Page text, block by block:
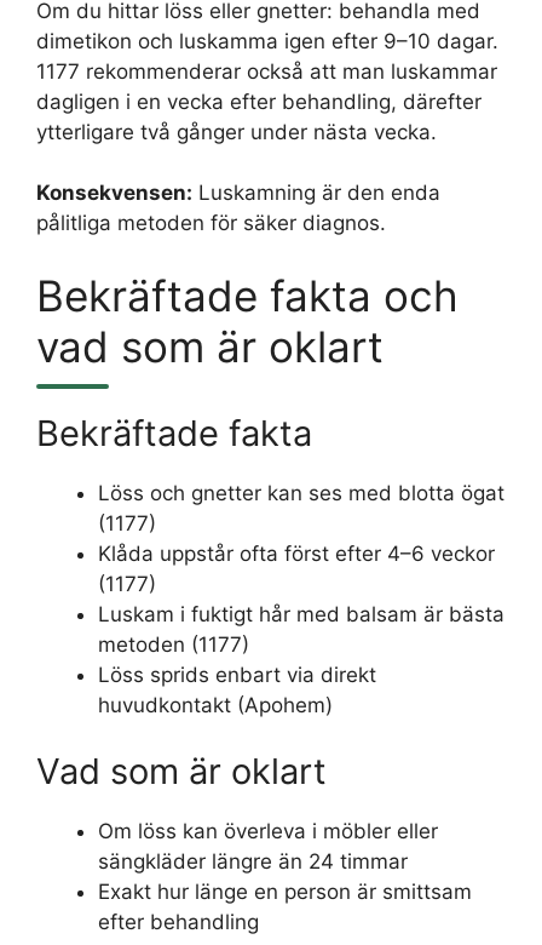
Om du hittar löss eller gnetter: behandla med
dimetikon och luskamma igen efter 9–10 dagar.
1177 rekommenderar också att man luskammar
dagligen i en vecka efter behandling, därefter
ytterligare två gånger under nästa vecka.
Konsekvensen: Luskamning är den enda
pålitliga metoden för säker diagnos.
Bekräftade fakta och
vad som är oklart
Bekräftade fakta
Löss och gnetter kan ses med blotta ögat
(1177)
Klåda uppstår ofta först efter 4–6 veckor
(1177)
Luskam i fuktigt hår med balsam är bästa
metoden (1177)
Löss sprids enbart via direkt
huvudkontakt (Apohem)
Vad som är oklart
Om löss kan överleva i möbler eller
sängkläder längre än 24 timmar
Exakt hur länge en person är smittsam
efter behandling